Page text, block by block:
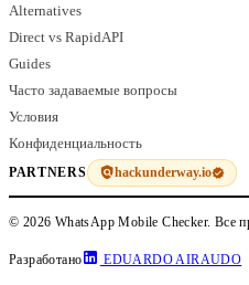
Alternatives
Direct vs RapidAPI
Guides
Часто задаваемые вопросы
Условия
Конфиденциальность
PARTNERS hackunderway.io
© 2026 WhatsApp Mobile Checker. Все
Разработано EDUARDO AIRAUDO